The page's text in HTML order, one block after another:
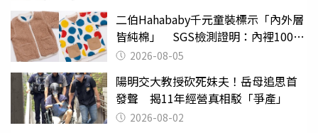
二伯Hahababy千元童裝標示「內外層
皆純棉」 SGS檢測證明：內裡100%
聚酯纖維
2026-08-05
陽明交大教授砍死妹夫！岳母追思首
發聲 揭11年經營真相駁「爭產」
2026-08-02